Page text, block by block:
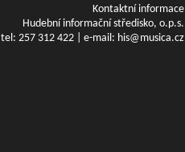
Kontaktní informace
Hudební informační středisko, o.p.s.
tel: 257 312 422 | e-mail: his@musica.cz